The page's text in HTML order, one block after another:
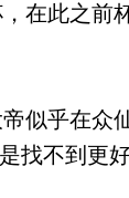
在此之前
似乎在众
找不到更